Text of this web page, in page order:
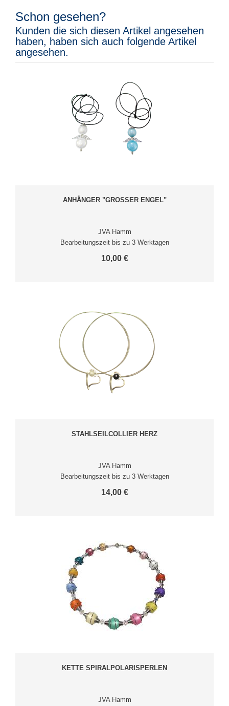
Schon gesehen?
Kunden die sich diesen Artikel angesehen
haben, haben sich auch folgende Artikel
angesehen.
ANHÄNGER "GROSSER ENGEL"
JVA Hamm
Bearbeitungszeit bis zu 3 Werktagen
10,00 €
STAHLSEILCOLLIER HERZ
JVA Hamm
Bearbeitungszeit bis zu 3 Werktagen
14,00 €
KETTE SPIRALPOLARISPERLEN
JVA Hamm